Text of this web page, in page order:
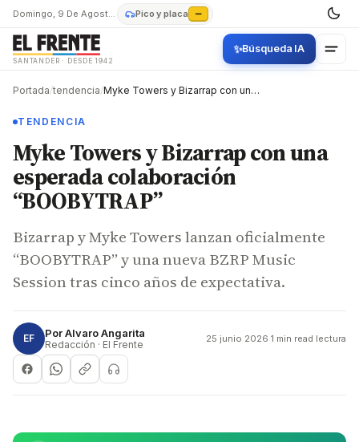
Pico y placa —
SANTANDER · DESDE 1942
✨Búsqueda IA
Portada/tendencia/ Myke Towers y Bizarrap con una esperada colaboración “BOOBYTRAP”
TENDENCIA
Myke Towers y Bizarrap con una
esperada colaboración
“BOOBYTRAP”
Bizarrap y Myke Towers lanzan oficialmente
“BOOBYTRAP” y una nueva BZRP Music
Session tras cinco años de expectativa.
EF PorAlvaro Angarita
Redacción · El Frente 25 junio 2026·1 min read lectura